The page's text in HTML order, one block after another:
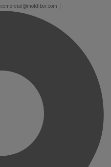
comercial@moldiber.com